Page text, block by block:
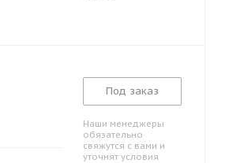
Под заказ
Наши менеджеры
обязательно
свяжутся с вами и
уточнят условия